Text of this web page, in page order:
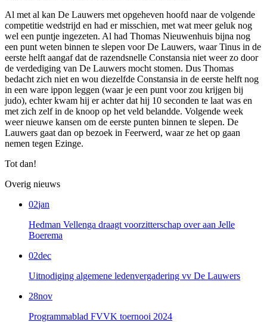
Al met al kan De Lauwers met opgeheven hoofd naar de volgende
competitie wedstrijd en had er misschien, met wat meer geluk nog
wel een puntje ingezeten. Al had Thomas Nieuwenhuis bijna nog
een punt weten binnen te slepen voor De Lauwers, waar Tinus in de
eerste helft aangaf dat de razendsnelle Constansia niet weer zo door
de verdediging van De Lauwers mocht stomen. Dus Thomas
bedacht zich niet en wou diezelfde Constansia in de eerste helft nog
in een ware ippon leggen (waar je een punt voor zou krijgen bij
judo), echter kwam hij er achter dat hij 10 seconden te laat was en
met zich zelf in de knoop op het veld belandde. Volgende week
weer nieuwe kansen om de eerste punten binnen te slepen. De
Lauwers gaat dan op bezoek in Feerwerd, waar ze het op gaan
nemen tegen Ezinge.
Tot dan!
Overig nieuws
02jan
Hedman Vellenga draagt voorzitterschap over aan Jelle
Boerema
02dec
Uitnodiging algemene ledenvergadering vv De Lauwers
28nov
Programmablad FVVK toernooi 2024